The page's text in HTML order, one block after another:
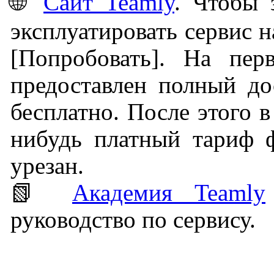
эксплуатировать сервис
[Попробовать]. На
предоставлен полный
бесплатно. После этого
нибудь платный тариф
урезан.
📗 Академия Teamly
руководство по сервису.